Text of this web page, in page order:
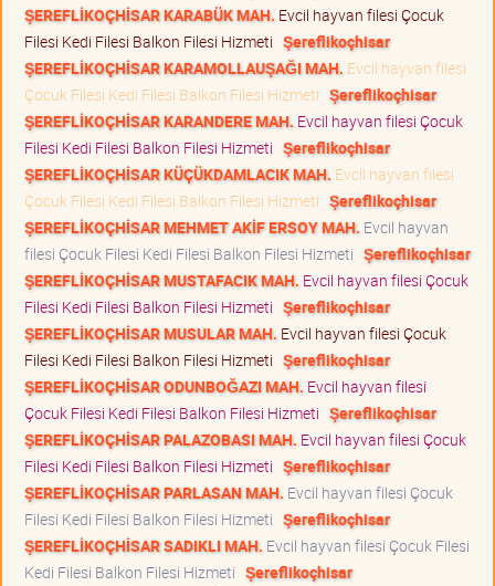
ŞEREFLİKOÇHİSAR KARABÜK MAH. Evcil hayvan filesi Çocuk
Filesi Kedi Filesi Balkon Filesi Hizmeti Şereflikoçhisar
ŞEREFLİKOÇHİSAR KARAMOLLAUŞAĞI MAH. Evcil hayvan filesi
Çocuk Filesi Kedi Filesi Balkon Filesi Hizmeti Şereflikoçhisar
ŞEREFLİKOÇHİSAR KARANDERE MAH. Evcil hayvan filesi Çocuk
Filesi Kedi Filesi Balkon Filesi Hizmeti Şereflikoçhisar
ŞEREFLİKOÇHİSAR KÜÇÜKDAMLACIK MAH. Evcil hayvan filesi
Çocuk Filesi Kedi Filesi Balkon Filesi Hizmeti Şereflikoçhisar
ŞEREFLİKOÇHİSAR MEHMET AKİF ERSOY MAH. Evcil hayvan
filesi Çocuk Filesi Kedi Filesi Balkon Filesi Hizmeti Şereflikoçhisar
ŞEREFLİKOÇHİSAR MUSTAFACIK MAH. Evcil hayvan filesi Çocuk
Filesi Kedi Filesi Balkon Filesi Hizmeti Şereflikoçhisar
ŞEREFLİKOÇHİSAR MUSULAR MAH. Evcil hayvan filesi Çocuk
Filesi Kedi Filesi Balkon Filesi Hizmeti Şereflikoçhisar
ŞEREFLİKOÇHİSAR ODUNBOĞAZI MAH. Evcil hayvan filesi
Çocuk Filesi Kedi Filesi Balkon Filesi Hizmeti Şereflikoçhisar
ŞEREFLİKOÇHİSAR PALAZOBASI MAH. Evcil hayvan filesi Çocuk
Filesi Kedi Filesi Balkon Filesi Hizmeti Şereflikoçhisar
ŞEREFLİKOÇHİSAR PARLASAN MAH. Evcil hayvan filesi Çocuk
Filesi Kedi Filesi Balkon Filesi Hizmeti Şereflikoçhisar
ŞEREFLİKOÇHİSAR SADIKLI MAH. Evcil hayvan filesi Çocuk Filesi
Kedi Filesi Balkon Filesi Hizmeti Şereflikoçhisar